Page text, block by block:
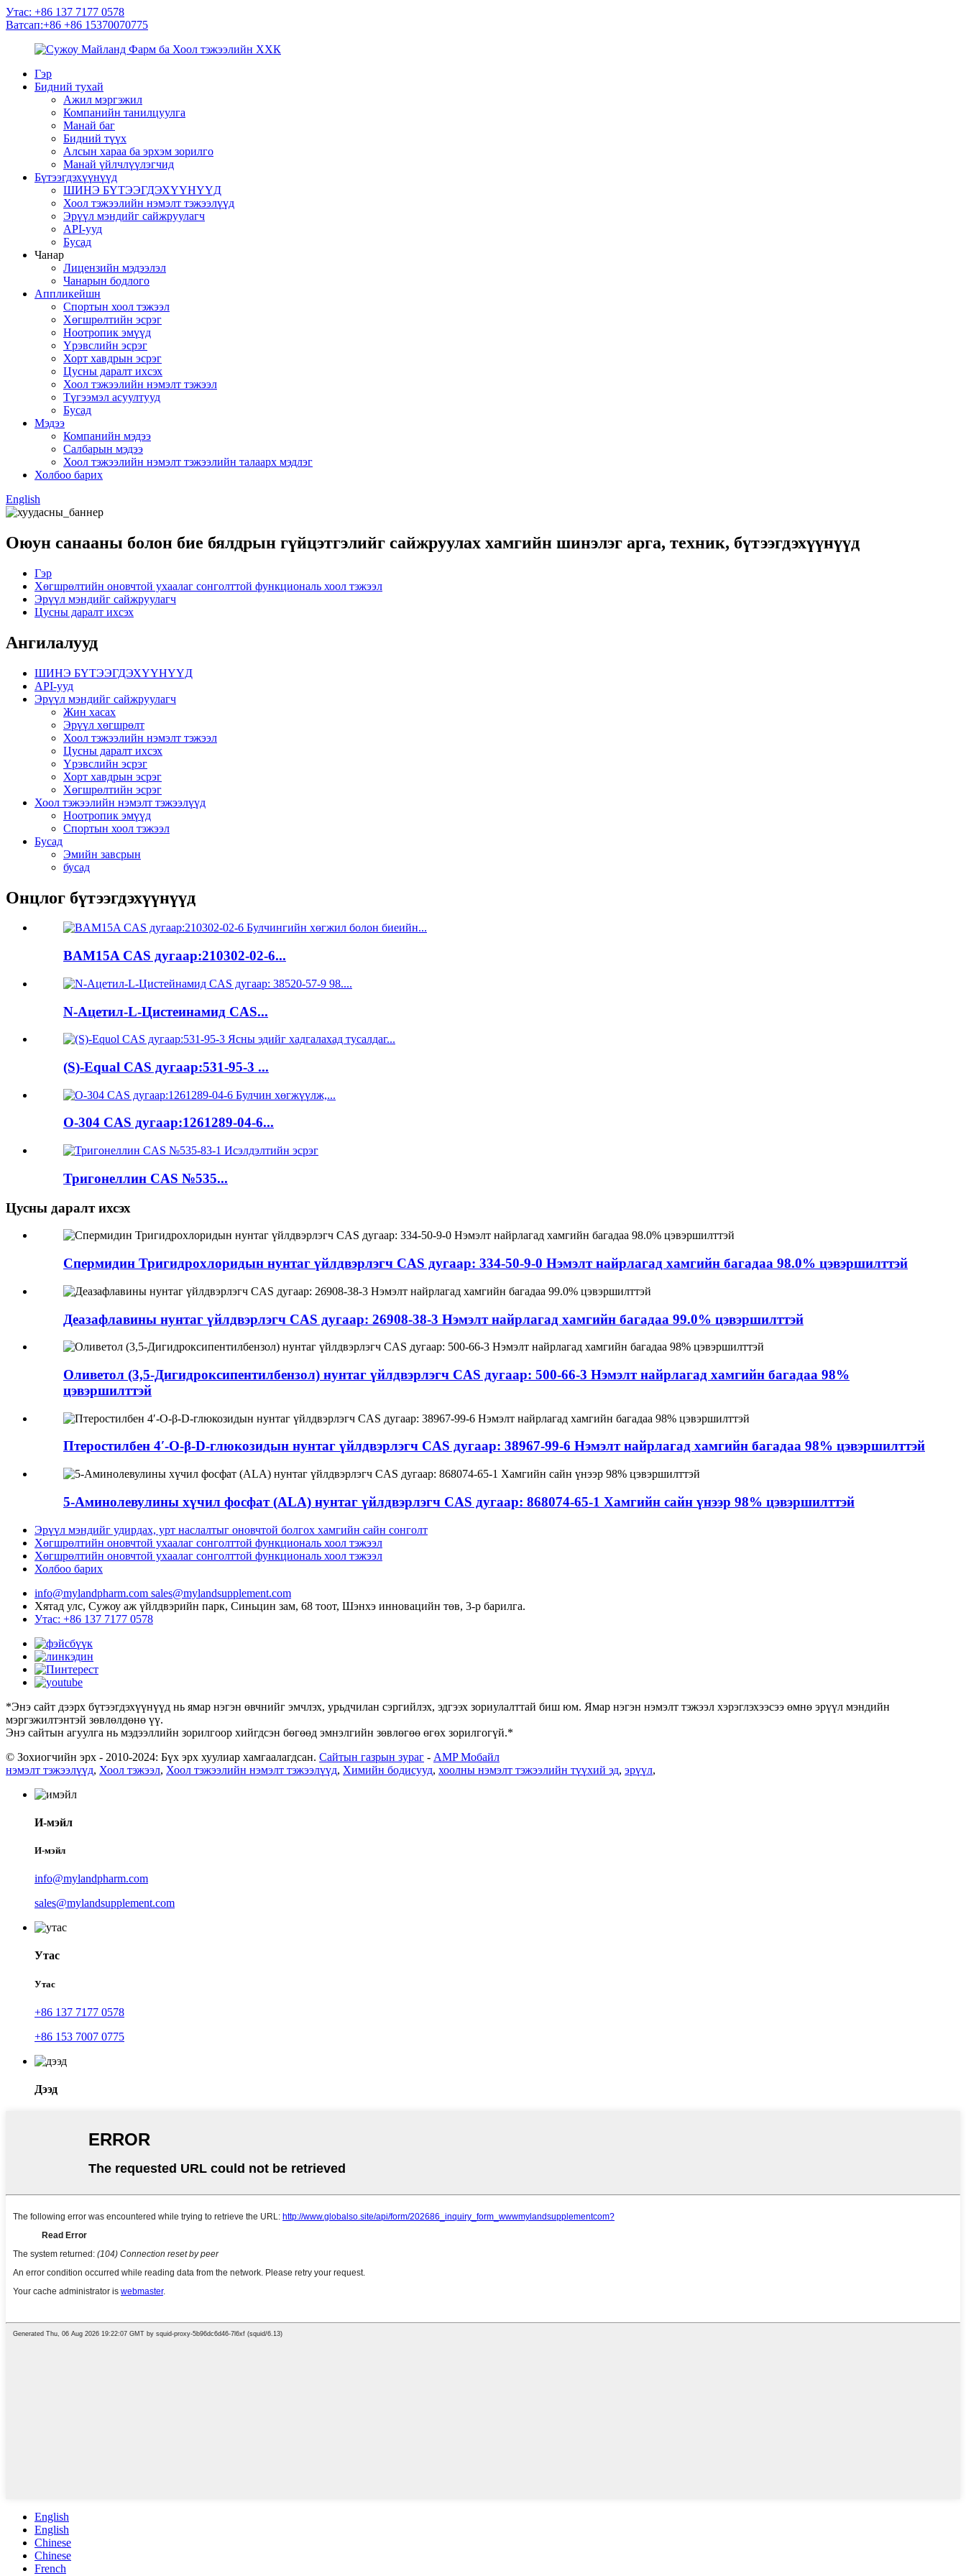
Утас: +86 137 7177 0578
Ватсап:+86 +86 15370070775
Гэр
Бидний тухай
Ажил мэргэжил
Компанийн танилцуулга
Манай баг
Бидний түүх
Алсын хараа ба эрхэм зорилго
Манай үйлчлүүлэгчид
Бүтээгдэхүүнүүд
ШИНЭ БҮТЭЭГДЭХҮҮНҮҮД
Хоол тэжээлийн нэмэлт тэжээлүүд
Эрүүл мэндийг сайжруулагч
API-ууд
Бусад
Чанар
Лицензийн мэдээлэл
Чанарын бодлого
Аппликейшн
Спортын хоол тэжээл
Хөгшрөлтийн эсрэг
Ноотропик эмүүд
Үрэвслийн эсрэг
Хорт хавдрын эсрэг
Цусны даралт ихсэх
Хоол тэжээлийн нэмэлт тэжээл
Түгээмэл асуултууд
Бусад
Мэдээ
Компанийн мэдээ
Салбарын мэдээ
Хоол тэжээлийн нэмэлт тэжээлийн талаарх мэдлэг
Холбоо барих
English
Оюун санааны болон бие бялдрын гүйцэтгэлийг сайжруулах хамгийн шинэлэг арга, техник, бүтээгдэхүүнүүд
Гэр
Хөгшрөлтийн оновчтой ухаалаг сонголттой функциональ хоол тэжээл
Эрүүл мэндийг сайжруулагч
Цусны даралт ихсэх
Ангилалууд
ШИНЭ БҮТЭЭГДЭХҮҮНҮҮД
API-ууд
Эрүүл мэндийг сайжруулагч
Жин хасах
Эрүүл хөгшрөлт
Хоол тэжээлийн нэмэлт тэжээл
Цусны даралт ихсэх
Үрэвслийн эсрэг
Хорт хавдрын эсрэг
Хөгшрөлтийн эсрэг
Хоол тэжээлийн нэмэлт тэжээлүүд
Ноотропик эмүүд
Спортын хоол тэжээл
Бусад
Эмийн завсрын
бусад
Онцлог бүтээгдэхүүнүүд
BAM15A CAS дугаар:210302-02-6...
N-Ацетил-L-Цистеинамид CAS...
(S)-Equal CAS дугаар:531-95-3 ...
O-304 CAS дугаар:1261289-04-6...
Тригонеллин CAS №535...
Цусны даралт ихсэх
Спермидин Тригидрохлоридын нунтаг үйлдвэрлэгч CAS дугаар: 334-50-9-0 Нэмэлт найрлагад хамгийн багадаа 98.0% цэвэршилттэй
Деазафлавины нунтаг үйлдвэрлэгч CAS дугаар: 26908-38-3 Нэмэлт найрлагад хамгийн багадаа 99.0% цэвэршилттэй
Оливетол (3,5-Дигидроксипентилбензол) нунтаг үйлдвэрлэгч CAS дугаар: 500-66-3 Нэмэлт найрлагад хамгийн багадаа 98%
цэвэршилттэй
Птеростилбен 4′-O-β-D-глюкозидын нунтаг үйлдвэрлэгч CAS дугаар: 38967-99-6 Нэмэлт найрлагад хамгийн багадаа 98% цэвэршилттэй
5-Аминолевулины хүчил фосфат (ALA) нунтаг үйлдвэрлэгч CAS дугаар: 868074-65-1 Хамгийн сайн үнээр 98% цэвэршилттэй
Эрүүл мэндийг удирдах, урт наслалтыг оновчтой болгох хамгийн сайн сонголт
Хөгшрөлтийн оновчтой ухаалаг сонголттой функциональ хоол тэжээл
Хөгшрөлтийн оновчтой ухаалаг сонголттой функциональ хоол тэжээл
Холбоо барих
info@mylandpharm.com sales@mylandsupplement.com
Хятад улс, Сужоу аж үйлдвэрийн парк, Синьцин зам, 68 тоот, Шэнхэ инновацийн төв, 3-р барилга.
Утас: +86 137 7177 0578
*Энэ сайт дээрх бүтээгдэхүүнүүд нь ямар нэгэн өвчнийг эмчлэх, урьдчилан сэргийлэх, эдгээх зориулалттай биш юм. Ямар нэгэн нэмэлт тэжээл хэрэглэхээсээ өмнө эрүүл мэндийн
мэргэжилтэнтэй зөвлөлдөнө үү.
Энэ сайтын агуулга нь мэдээллийн зорилгоор хийгдсэн бөгөөд эмнэлгийн зөвлөгөө өгөх зорилгогүй.*
© Зохиогчийн эрх - 2010-2024: Бүх эрх хуулиар хамгаалагдсан. Сайтын газрын зураг - AMP Мобайл
нэмэлт тэжээлүүд, Хоол тэжээл, Хоол тэжээлийн нэмэлт тэжээлүүд, Химийн бодисууд, хоолны нэмэлт тэжээлийн түүхий эд, эрүүл,
И-мэйл
И-мэйл
info@mylandpharm.com
sales@mylandsupplement.com
Утас
Утас
+86 137 7177 0578
+86 153 7007 0775
Дээд
English
English
Chinese
Chinese
French